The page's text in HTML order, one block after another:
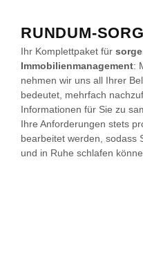
RUNDUM-
Ihr Komplettpaket für
Immobilienmanagement:
nehmen wir uns all Ihrer
bedeutet, mehrfach
Informationen für Sie zu
Ihre Anforderungen stets
bearbeitet werden, sodass
und in Ruhe schlafen